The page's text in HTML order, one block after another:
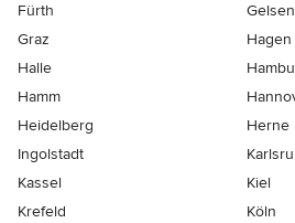
Fürth
Graz
Hagen
Halle
Hamm
Heidelberg
Herne
Ingolstadt
Kassel
Kiel
Krefeld
Köln